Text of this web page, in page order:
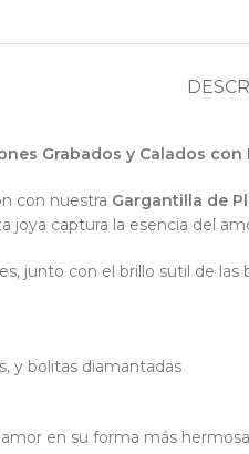
Grabados y Calados
con nuestra Gargantilla de
joya captura la esencia del
junto con el brillo sutil de
y bolitas diamantadas
en su forma más